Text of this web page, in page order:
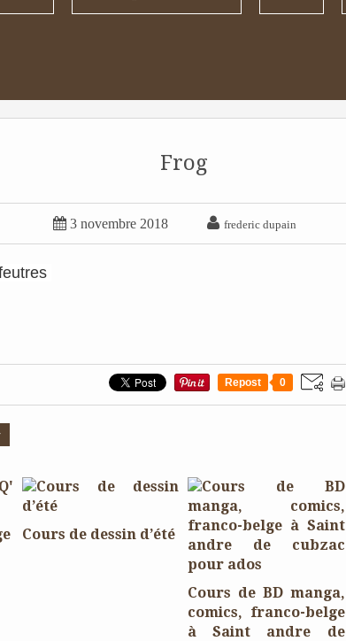
Frog
 3 novembre 2018  frederic dupain
Repost 0
Cours de dessin d’été
Cours de BD manga,
comics, franco-belge
à Saint andre de